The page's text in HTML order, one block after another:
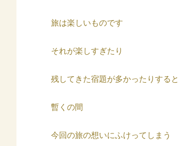
旅は楽しいものです
それが楽しすぎたり
残してきた宿題が多かったりすると
暫くの間
今回の旅の想いにふけってしまう